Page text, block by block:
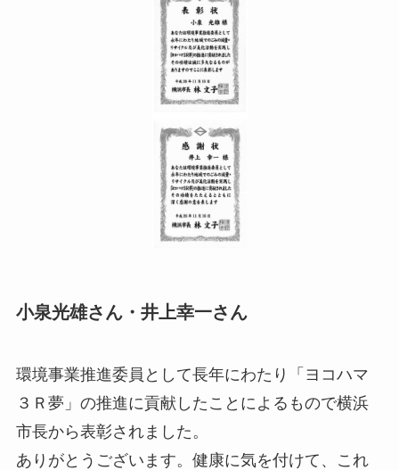
小泉光雄さん・井上幸一さん
環境事業推進委員として長年にわたり「ヨコハマ
３Ｒ夢」の推進に貢献したことによるもので横浜
市長から表彰されました。
ありがとうございます。健康に気を付けて、これ